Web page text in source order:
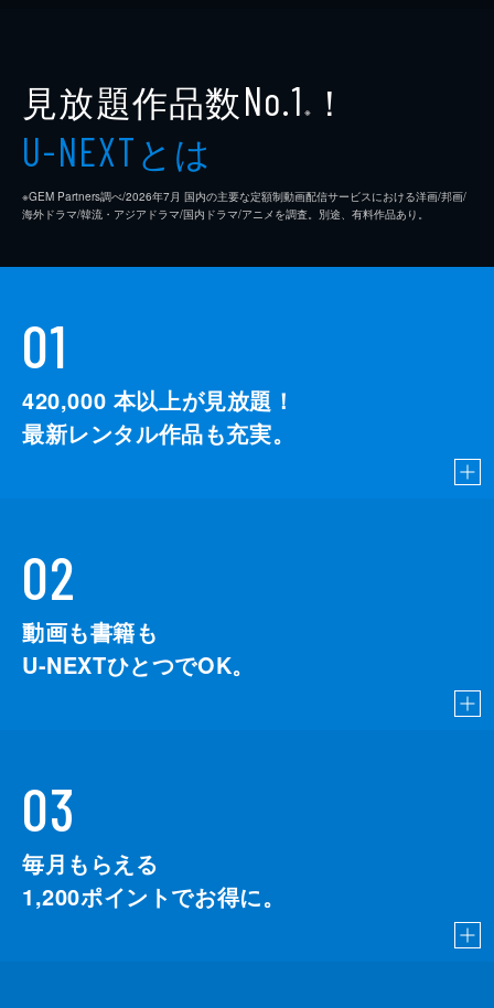
見放題作品数No.1 ※ ！
U-NEXTとは
※GEM Partners調べ/2026年7⽉ 国内の主要な定額制動画配信サービスにおける洋画/邦画/
海外ドラマ/韓流・アジアドラマ/国内ドラマ/アニメを調査。別途、有料作品あり。
01
420,000 本以上が見放題！
最新レンタル作品も充実。
02
動画も書籍も
U-NEXTひとつでOK。
03
毎月もらえる
1,200ポイントでお得に。